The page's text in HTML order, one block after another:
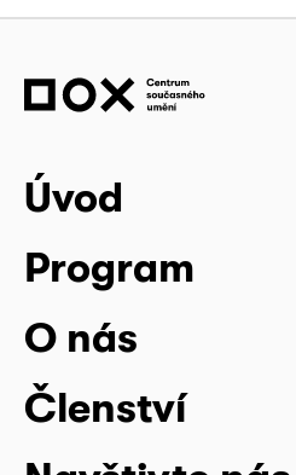
Úvod
Program
O nás
Členství